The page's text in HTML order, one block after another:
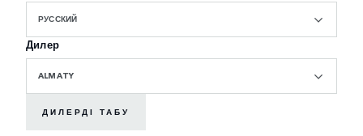
РУССКИЙ
Дилер
ALMATY
ДИЛЕРДІ ТАБУ